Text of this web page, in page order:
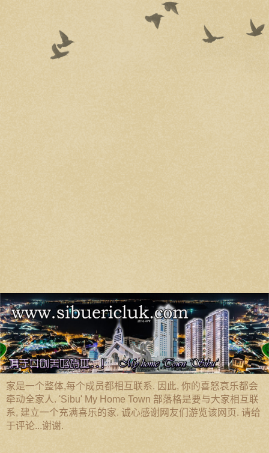
家是一个整体,每个成员都相互联系. 因此, 你的喜怒哀乐都会
牵动全家人. 'Sibu' My Home Town 部落格是要与大家相互联
系, 建立一个充满喜乐的家. 诚心感谢网友们游览该网页. 请给
于评论...谢谢.